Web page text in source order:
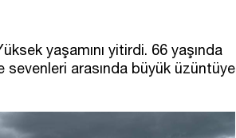
yaşamını yitirdi. 66 yaşında
sevenleri arasında büyük üzüntüye